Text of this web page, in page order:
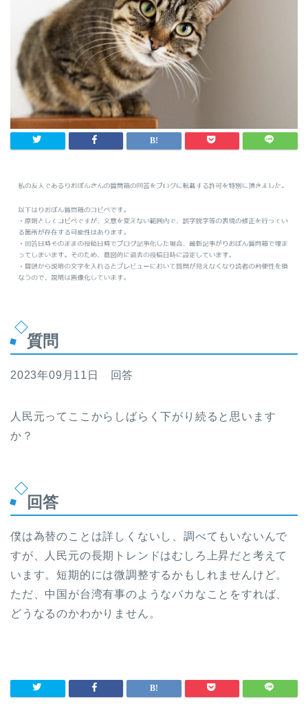
質問
2023年09月11日 回答
人民元ってここからしばらく下がり続ると思います
か？
回答
僕は為替のことは詳しくないし、調べてもいないんで
すが、人民元の長期トレンドはむしろ上昇だと考えて
います。短期的には微調整するかもしれませんけど。
ただ、中国が台湾有事のようなバカなことをすれば、
どうなるのかわかりません。